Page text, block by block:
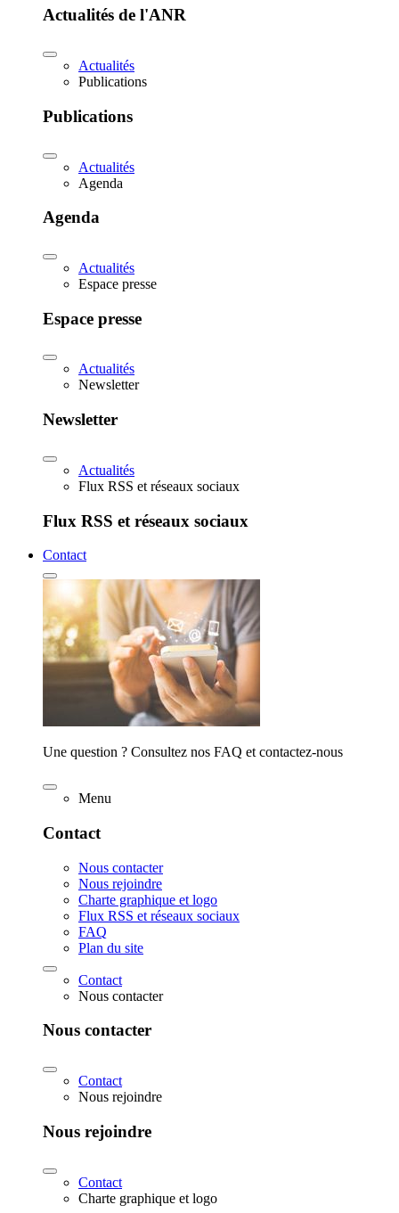
Actualités de l'ANR
Actualités
Publications
Publications
Actualités
Agenda
Agenda
Actualités
Espace presse
Espace presse
Actualités
Newsletter
Newsletter
Actualités
Flux RSS et réseaux sociaux
Flux RSS et réseaux sociaux
Contact
Une question ? Consultez nos FAQ et contactez-nous
Menu
Contact
Nous contacter
Nous rejoindre
Charte graphique et logo
Flux RSS et réseaux sociaux
FAQ
Plan du site
Contact
Nous contacter
Nous contacter
Contact
Nous rejoindre
Nous rejoindre
Contact
Charte graphique et logo